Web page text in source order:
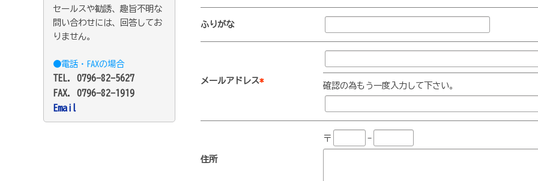
セールスや勧誘、趣旨不明な
問い合わせには、回答してお
りません。
●電話・FAXの場合
TEL. 0796-82-5627
FAX. 0796-82-1919
Email
ふりがな
メールアドレス*
確認の為もう一度入力して下さい。
住所
〒 -